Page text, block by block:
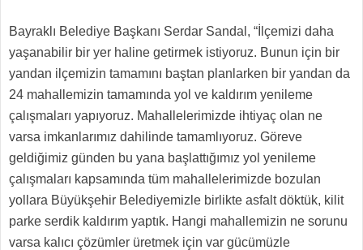
Bayraklı Belediye Başkanı Serdar Sandal, “İlçemizi daha
yaşanabilir bir yer haline getirmek istiyoruz. Bunun için bir
yandan ilçemizin tamamını baştan planlarken bir yandan da
24 mahallemizin tamamında yol ve kaldırım yenileme
çalışmaları yapıyoruz. Mahallelerimizde ihtiyaç olan ne
varsa imkanlarımız dahilinde tamamlıyoruz. Göreve
geldiğimiz günden bu yana başlattığımız yol yenileme
çalışmaları kapsamında tüm mahallelerimizde bozulan
yollara Büyükşehir Belediyemizle birlikte asfalt döktük, kilit
parke serdik kaldırım yaptık. Hangi mahallemizin ne sorunu
varsa kalıcı çözümler üretmek için var gücümüzle